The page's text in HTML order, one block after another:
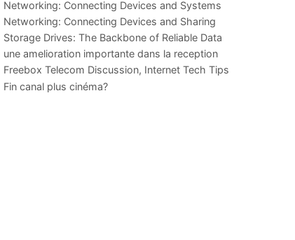
Networking: Connecting Devices and Systems
Networking: Connecting Devices and Sharing
Information
Storage Drives: The Backbone of Reliable Data
Management
une amelioration importante dans la reception
WIFI
Freebox Telecom Discussion, Internet Tech Tips
Communi
Fin canal plus cinéma?